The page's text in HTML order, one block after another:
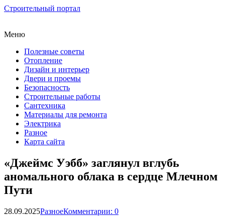
Строительный портал
Меню
Полезные советы
Отопление
Дизайн и интерьер
Двери и проемы
Безопасность
Строительные работы
Сантехника
Материалы для ремонта
Электрика
Разное
Карта сайта
«Джеймс Уэбб» заглянул вглубь
аномального облака в сердце Млечном
Пути
28.09.2025РазноеКомментарии: 0